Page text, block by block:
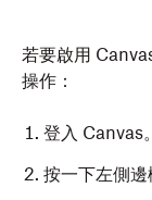
若要啟用
操作：
登入 Canvas。
按一下左側